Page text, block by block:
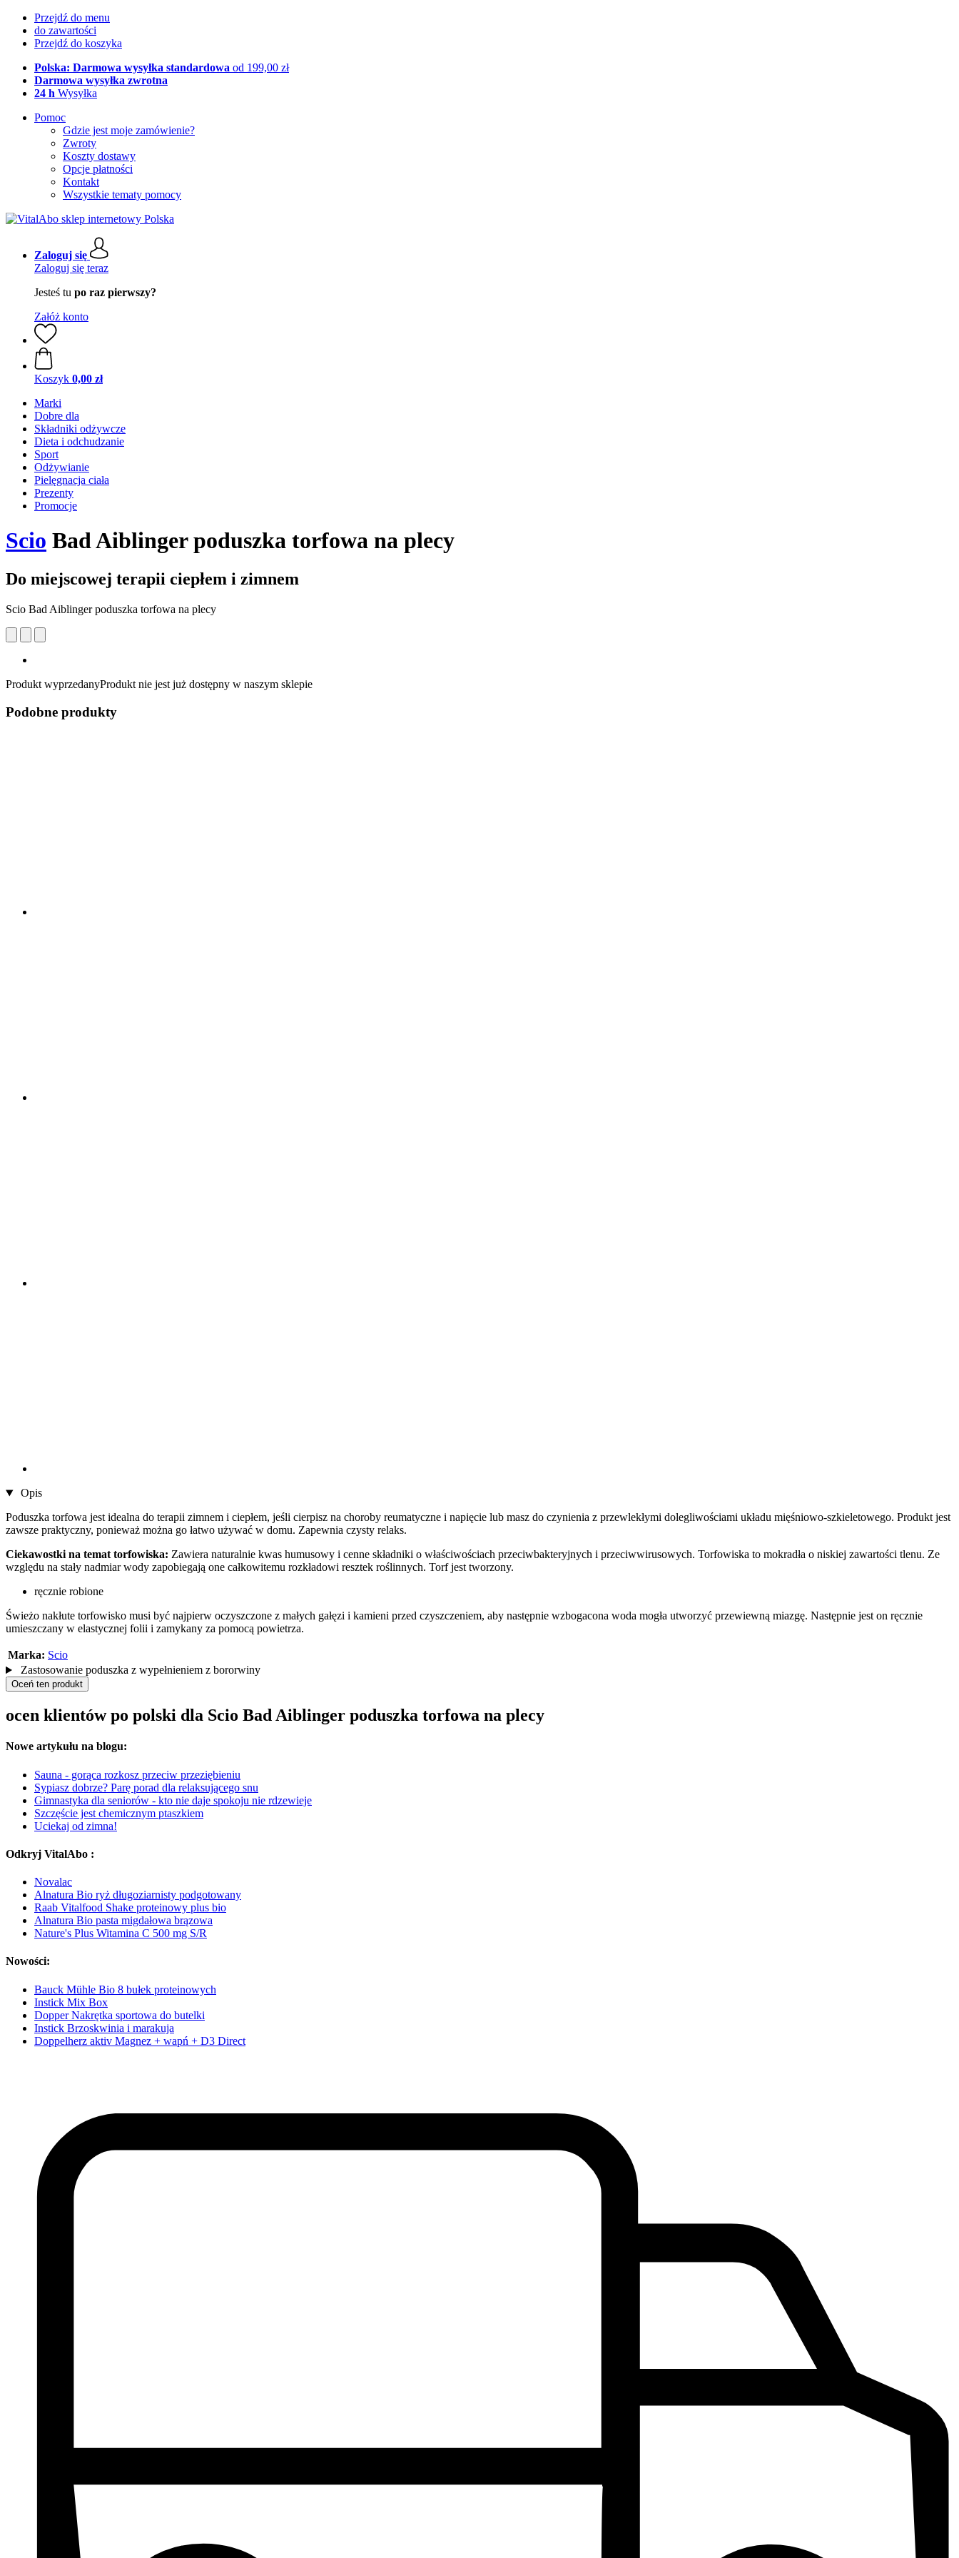
Przejdź do menu
do zawartości
Przejdź do koszyka
Polska: Darmowa wysyłka standardowa od 199,00 zł
Darmowa wysyłka zwrotna
24 h Wysyłka
Pomoc
Gdzie jest moje zamówienie?
Zwroty
Koszty dostawy
Opcje płatności
Kontakt
Wszystkie tematy pomocy
Zaloguj się
Zaloguj się teraz
Jesteś tu po raz pierwszy?
Załóż konto
Koszyk 0,00 zł
Marki
Dobre dla
Składniki odżywcze
Dieta i odchudzanie
Sport
Odżywianie
Pielęgnacja ciała
Prezenty
Promocje
Scio Bad Aiblinger poduszka torfowa na plecy
Do miejscowej terapii ciepłem i zimnem
Scio Bad Aiblinger poduszka torfowa na plecy
Produkt wyprzedanyProdukt nie jest już dostępny w naszym sklepie
Podobne produkty
Opis
Poduszka torfowa jest idealna do terapii zimnem i ciepłem, jeśli cierpisz na choroby reumatyczne i napięcie lub masz do czynienia z przewlekłymi dolegliwościami układu mięśniowo-szkieletowego. Produkt jest
zawsze praktyczny, ponieważ można go łatwo używać w domu. Zapewnia czysty relaks.
Ciekawostki na temat torfowiska: Zawiera naturalnie kwas humusowy i cenne składniki o właściwościach przeciwbakteryjnych i przeciwwirusowych. Torfowiska to mokradła o niskiej zawartości tlenu. Ze
względu na stały nadmiar wody zapobiegają one całkowitemu rozkładowi resztek roślinnych. Torf jest tworzony.
ręcznie robione
Świeżo nakłute torfowisko musi być najpierw oczyszczone z małych gałęzi i kamieni przed czyszczeniem, aby następnie wzbogacona woda mogła utworzyć przewiewną miazgę. Następnie jest on ręcznie
umieszczany w elastycznej folii i zamykany za pomocą powietrza.
Marka: Scio
Zastosowanie poduszka z wypełnieniem z bororwiny
Oceń ten produkt
ocen klientów po polski dla Scio Bad Aiblinger poduszka torfowa na plecy
Nowe artykułu na blogu:
Sauna - gorąca rozkosz przeciw przeziębieniu
Sypiasz dobrze? Parę porad dla relaksującego snu
Gimnastyka dla seniorów - kto nie daje spokoju nie rdzewieje
Szczęście jest chemicznym ptaszkiem
Uciekaj od zimna!
Odkryj VitalAbo :
Novalac
Alnatura Bio ryż długoziarnisty podgotowany
Raab Vitalfood Shake proteinowy plus bio
Alnatura Bio pasta migdałowa brązowa
Nature's Plus Witamina C 500 mg S/R
Nowości:
Bauck Mühle Bio 8 bułek proteinowych
Instick Mix Box
Dopper Nakrętka sportowa do butelki
Instick Brzoskwinia i marakuja
Doppelherz aktiv Magnez + wapń + D3 Direct